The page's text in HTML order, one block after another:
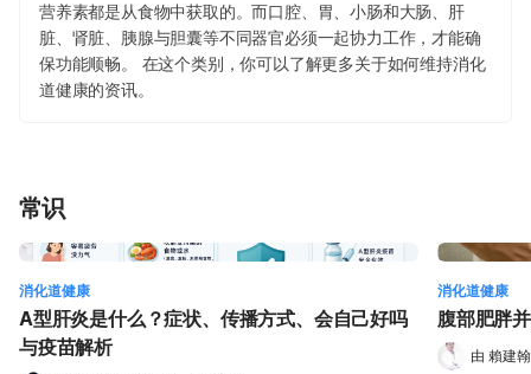
营养素都是从食物中获取的。而口腔、胃、小肠和大肠、肝
脏、肾脏、胰腺与胆囊等不同器官必须一起协力工作，才能确
保功能顺畅。 在这个类别，你可以了解更多关于如何维持消化
道健康的资讯。
常识
消化道健康
A型肝炎是什么？症状、传播方式、会自己好吗
与疫苗解析
消化道健康
腹部肥胖
由 賴建